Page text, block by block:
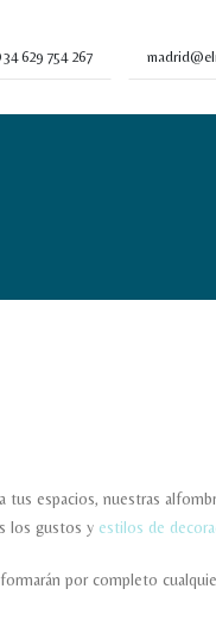
34 629 754 267
espacios, nuestras
los gustos y estilos de
por completo